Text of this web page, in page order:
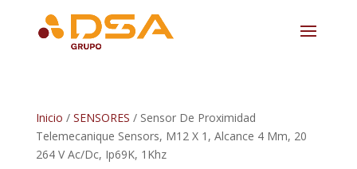
Inicio / SENSORES / Sensor De Proximidad
Telemecanique Sensors, M12 X 1, Alcance 4 Mm, 20
264 V Ac/Dc, Ip69K, 1Khz